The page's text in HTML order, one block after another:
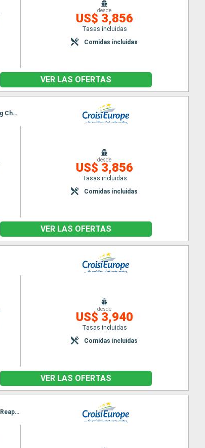
desde
US$ 3,856
Tasas incluidas
Comidas incluidas
VER LAS OFERTAS
Itinerario : Ho Chi Minh-Ville, Chau Doc, Chao gao Canal, Cai Be, Sa Dec, Chau Doc, Phnom Penh, Kampong Chhnang, Tonle, Angkor
desde
US$ 3,856
Tasas incluidas
Comidas incluidas
VER LAS OFERTAS
desde
US$ 3,940
Tasas incluidas
Comidas incluidas
VER LAS OFERTAS
Itinerario : Ho Chi Minh-Ville, Cai Be, Sa Dec, Chau Doc, Phnom Penh, Kampong Chhnang, Koh Chen, Siem Reap, Angkor, Siem Reap, Angkor